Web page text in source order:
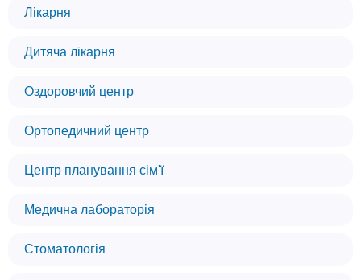
Лікарня
Дитяча лікарня
Оздоровчий центр
Ортопедичний центр
Центр планування сім'ї
Медична лабораторія
Стоматологія